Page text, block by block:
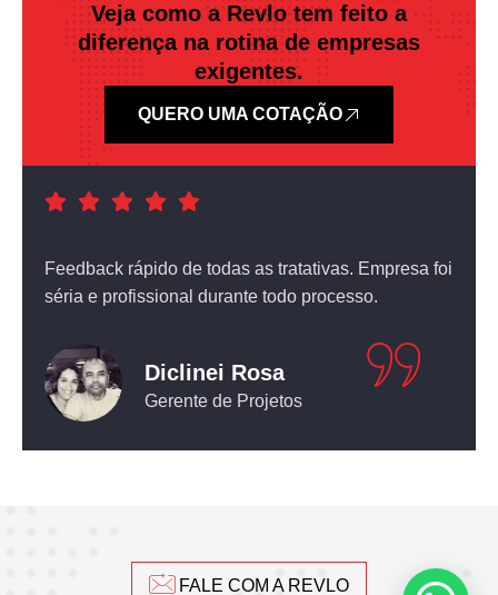
Veja como a Revlo tem feito a
diferença na rotina de empresas
exigentes.
QUERO UMA COTAÇÃO
Atendimento nota dez! O equipamento que comprei
não deixou nada a desejar.
Leticia Pediconi
Engenheira Civil
FALE COM A REVLO